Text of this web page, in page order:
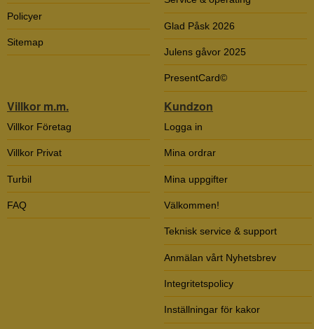
Policyer
Sitemap
Glad Påsk 2026
Julens gåvor 2025
PresentCard©
Villkor m.m.
Villkor Företag
Villkor Privat
Turbil
FAQ
Kundzon
Logga in
Mina ordrar
Mina uppgifter
Välkommen!
Teknisk service & support
Anmälan vårt Nyhetsbrev
Integritetspolicy
Inställningar för kakor